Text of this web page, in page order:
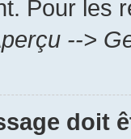
Pour les
-->
doit